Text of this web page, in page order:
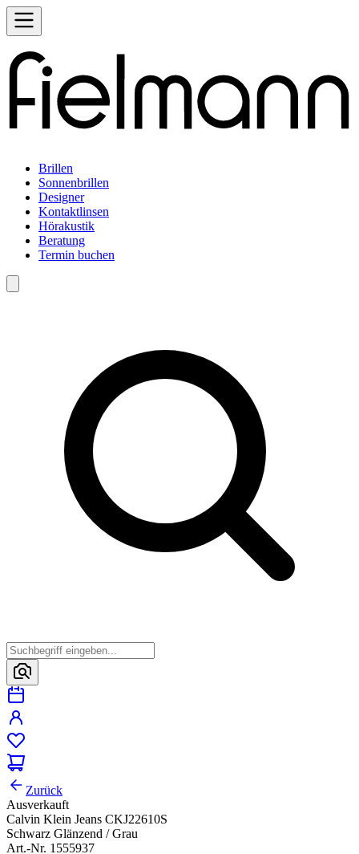
Brillen
Sonnenbrillen
Designer
Kontaktlinsen
Hörakustik
Beratung
Termin buchen
Zurück
Ausverkauft
Calvin Klein Jeans CKJ22610S
Schwarz Glänzend / Grau
Art.-Nr. 1555937